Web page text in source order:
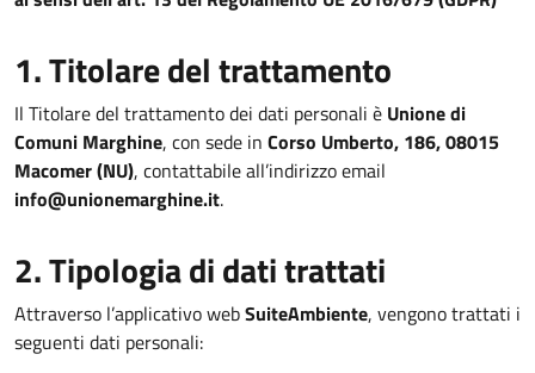
1. Titolare del trattamento
Il Titolare del trattamento dei dati personali è Unione di
Comuni Marghine, con sede in Corso Umberto, 186, 08015
Macomer (NU), contattabile all’indirizzo email
info@unionemarghine.it.
2. Tipologia di dati trattati
Attraverso l’applicativo webSuiteAmbiente, vengono trattati i
seguenti dati personali: